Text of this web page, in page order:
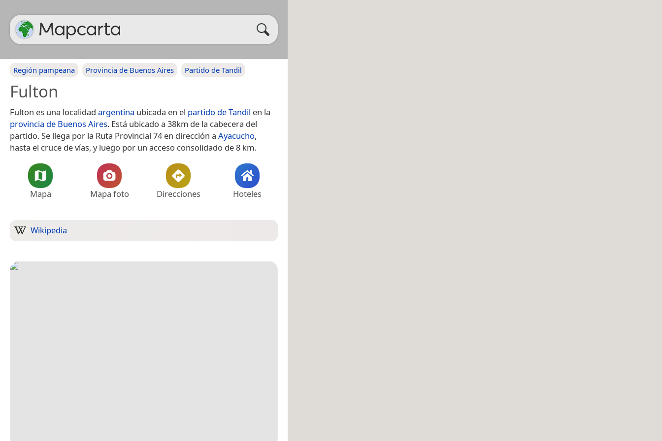
Región pampeana Provincia de Buenos Aires Partido de Tandil
Fulton
Fulton es una localidad argentina ubicada en el partido de Tandil en la
provincia de Buenos Aires. Está ubicado a 38km de la cabecera del
partido. Se llega por la Ruta Provincial 74 en dirección a Ayacucho,
hasta el cruce de vías, y luego por un acceso consolidado de 8 km.
Mapa Mapa foto Direcciones Hoteles
Wikipedia